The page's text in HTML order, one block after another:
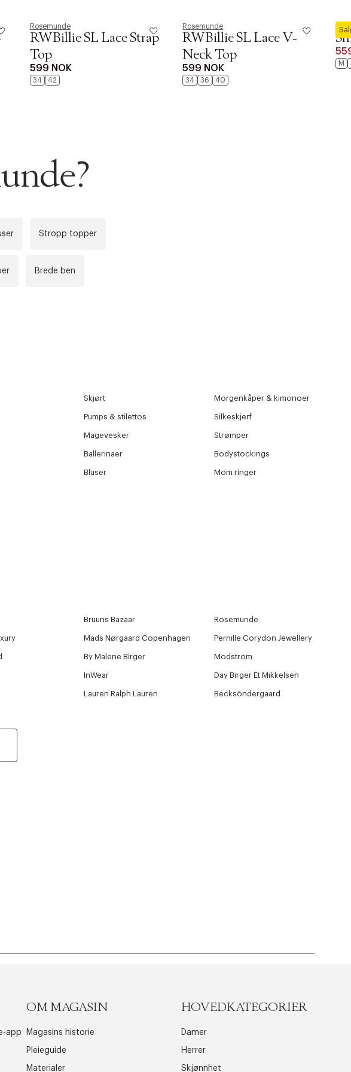
Rosemunde
RWBillie SL Lace Strap
Top
599 NOK
34 42
Rosemunde
RWBillie SL Lace V-
Neck Top
599 NOK
34 36 40
M
Stropp topper
Brede ben
Skjørt Morgenkåper & kimonoer
Pumps & stilettos Silkeskjerf
Magevesker Strømper
Ballerinaer Bodystockings
Bluser Mom ringer
Bruuns Bazaar Rosemunde
Mads Nørgaard Copenhagen Pernille Corydon Jewellery
By Malene Birger Modström
InWear Day Birger Et Mikkelsen
Lauren Ralph Lauren Becksöndergaard
app
OM MAGASIN
Magasins historie
Pleieguide
Materialer
HOVEDKATEGORIER
Damer
Herrer
Skjønnhet